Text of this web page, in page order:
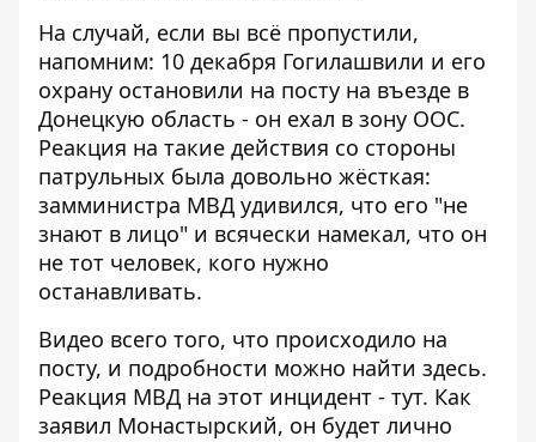
На случай, если вы всё пропустили,
напомним: 10 декабря Гогилашвили и его
охрану остановили на посту на въезде в
Донецкую область - он ехал в зону ООС.
Реакция на такие действия со стороны
патрульных была довольно жёсткая:
замминистра МВД удивился, что его "не
знают в лицо" и всячески намекал, что он
не тот человек, кого нужно
останавливать.
Видео всего того, что происходило на
посту, и подробности можно найти здесь.
Реакция МВД на этот инцидент - тут. Как
заявил Монастырский, он будет лично